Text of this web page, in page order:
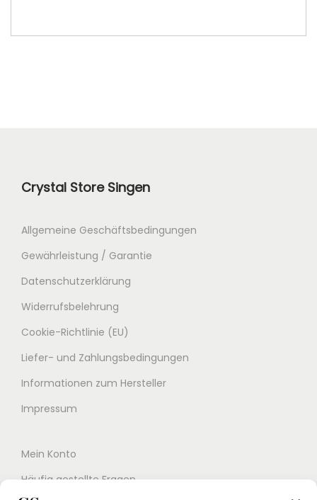
Crystal Store Singen
Allgemeine Geschäftsbedingungen
Gewährleistung / Garantie
Datenschutzerklärung
Widerrufsbelehrung
Cookie-Richtlinie (EU)
Liefer- und Zahlungsbedingungen
Informationen zum Hersteller
Impressum
Mein Konto
Häufig gestellte Fragen